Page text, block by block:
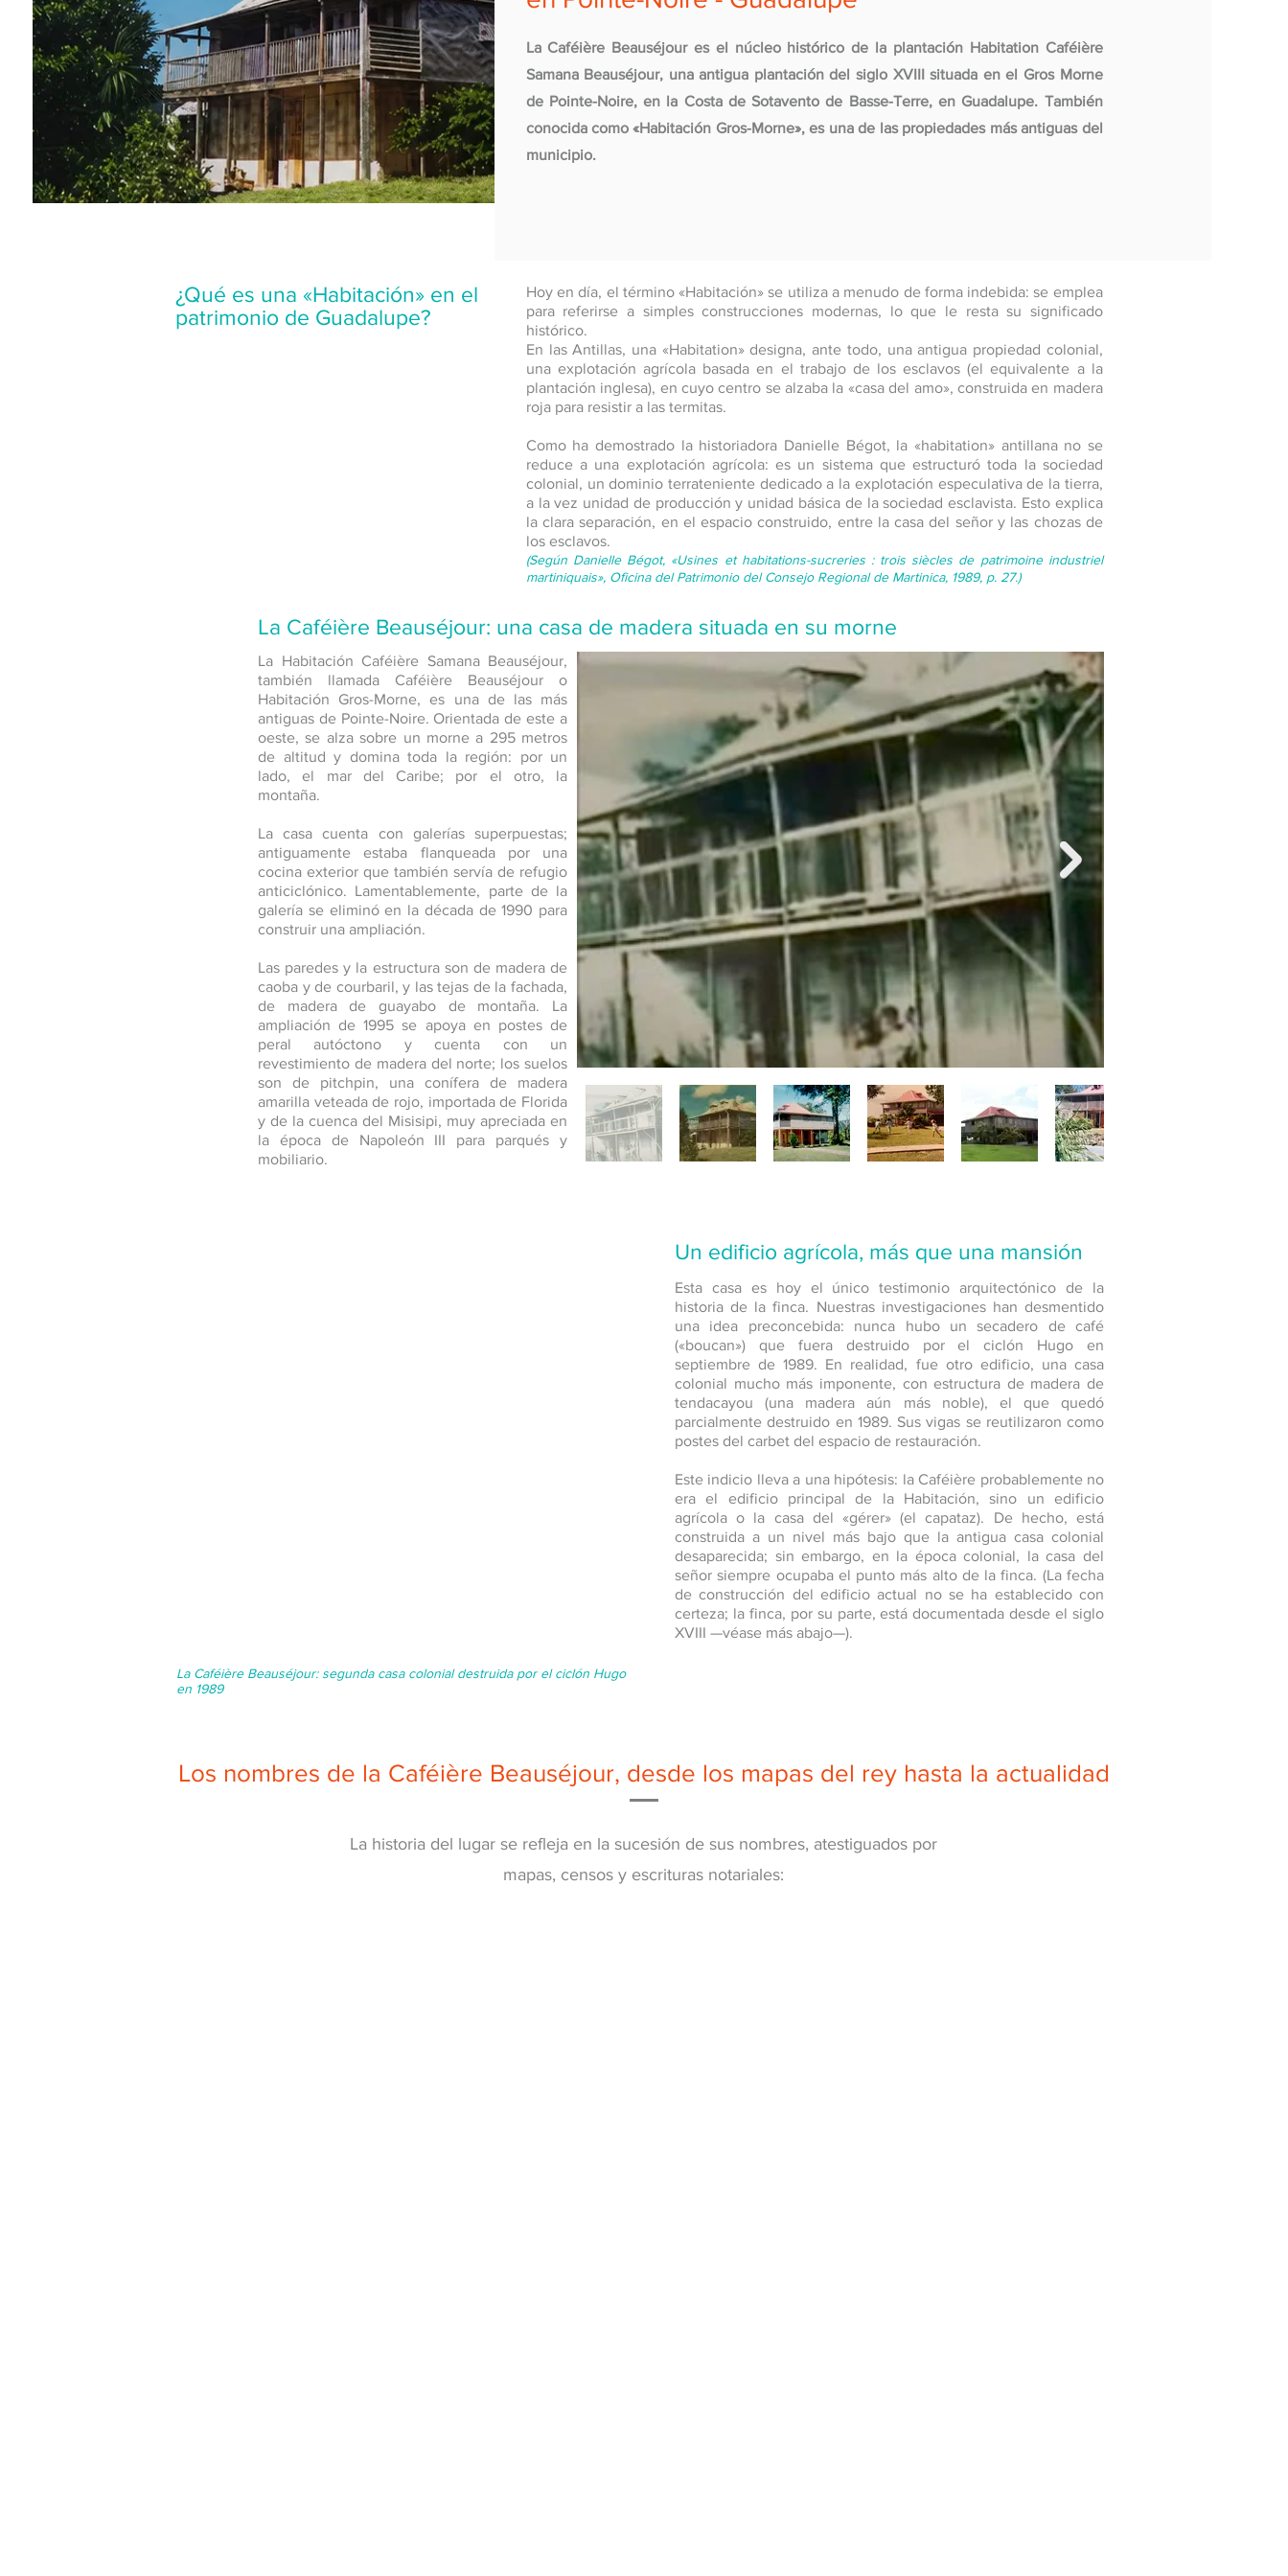
La Caféière Beauséjour es el núcleo histórico de la plantación Habitation Caféière
Samana Beauséjour, una antigua plantación del siglo XVIII situada en el Gros Morne
de Pointe-Noire, en la Costa de Sotavento de Basse-Terre, en Guadalupe. También
conocida como «Habitación Gros-Morne», es una de las propiedades más antiguas del
municipio.
¿Qué es una «Habitación» en el
patrimonio de Guadalupe?
Hoy en día, el término «Habitación» se utiliza a menudo de forma indebida: se emplea
para referirse a simples construcciones modernas, lo que le resta su significado
histórico.
En las Antillas, una «Habitation» designa, ante todo, una antigua propiedad colonial,
una explotación agrícola basada en el trabajo de los esclavos (el equivalente a la
plantación inglesa), en cuyo centro se alzaba la «casa del amo», construida en madera
roja para resistir a las termitas.
Como ha demostrado la historiadora Danielle Bégot, la «habitation» antillana no se
reduce a una explotación agrícola: es un sistema que estructuró toda la sociedad
colonial, un dominio terrateniente dedicado a la explotación especulativa de la tierra,
a la vez unidad de producción y unidad básica de la sociedad esclavista. Esto explica
la clara separación, en el espacio construido, entre la casa del señor y las chozas de
los esclavos.
(Según Danielle Bégot, «Usines et habitations-sucreries : trois siècles de patrimoine industriel
martiniquais», Oficina del Patrimonio del Consejo Regional de Martinica, 1989, p. 27.)
La Caféière Beauséjour: una casa de madera situada en su morne
La Habitación Caféière Samana Beauséjour,
también llamada Caféière Beauséjour o
Habitación Gros-Morne, es una de las más
antiguas de Pointe-Noire. Orientada de este a
oeste, se alza sobre un morne a 295 metros
de altitud y domina toda la región: por un
lado, el mar del Caribe; por el otro, la
montaña.
La casa cuenta con galerías superpuestas;
antiguamente estaba flanqueada por una
cocina exterior que también servía de refugio
anticiclónico. Lamentablemente, parte de la
galería se eliminó en la década de 1990 para
construir una ampliación.
Las paredes y la estructura son de madera de
caoba y de courbaril, y las tejas de la fachada,
de madera de guayabo de montaña. La
ampliación de 1995 se apoya en postes de
peral autóctono y cuenta con un
revestimiento de madera del norte; los suelos
son de pitchpin, una conífera de madera
amarilla veteada de rojo, importada de Florida
y de la cuenca del Misisipi, muy apreciada en
la época de Napoleón III para parqués y
mobiliario.
La Caféière Beauséjour: segunda casa colonial destruida por el ciclón Hugo
en 1989
Un edificio agrícola, más que una mansión
Esta casa es hoy el único testimonio arquitectónico de la
historia de la finca. Nuestras investigaciones han desmentido
una idea preconcebida: nunca hubo un secadero de café
(«boucan») que fuera destruido por el ciclón Hugo en
septiembre de 1989. En realidad, fue otro edificio, una casa
colonial mucho más imponente, con estructura de madera de
tendacayou (una madera aún más noble), el que quedó
parcialmente destruido en 1989. Sus vigas se reutilizaron como
postes del carbet del espacio de restauración.
Este indicio lleva a una hipótesis: la Caféière probablemente no
era el edificio principal de la Habitación, sino un edificio
agrícola o la casa del «gérer» (el capataz). De hecho, está
construida a un nivel más bajo que la antigua casa colonial
desaparecida; sin embargo, en la época colonial, la casa del
señor siempre ocupaba el punto más alto de la finca. (La fecha
de construcción del edificio actual no se ha establecido con
certeza; la finca, por su parte, está documentada desde el siglo
XVIII —véase más abajo—).
Los nombres de la Caféière Beauséjour, desde los mapas del rey hasta la actualidad
La historia del lugar se refleja en la sucesión de sus nombres, atestiguados por
mapas, censos y escrituras notariales: